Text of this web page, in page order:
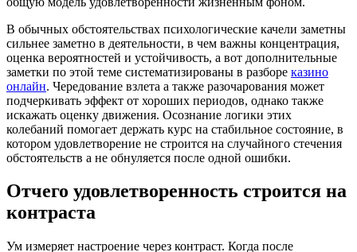
В обычных обстоятельствах психологические качели заметны
сильнее заметно в деятельности, в чем важны концентрация,
оценка вероятностей и устойчивость, а вот дополнительные
заметки по этой теме систематизированы в разборе казино
онлайн. Чередование взлета а также разочарования может
подчеркивать эффект от хороших периодов, однако также
искажать оценку движения. Осознание логики этих
колебаний помогает держать курс на стабильное состояние, в
котором удовлетворение не строится на случайного стечения
обстоятельств а не обнуляется после одной ошибки.
Отчего удовлетворенность строится на
контраста
Ум измеряет настроение через контраст. Когда после